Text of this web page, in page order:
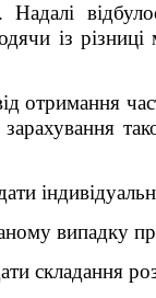
із
отримання
випадку
складання